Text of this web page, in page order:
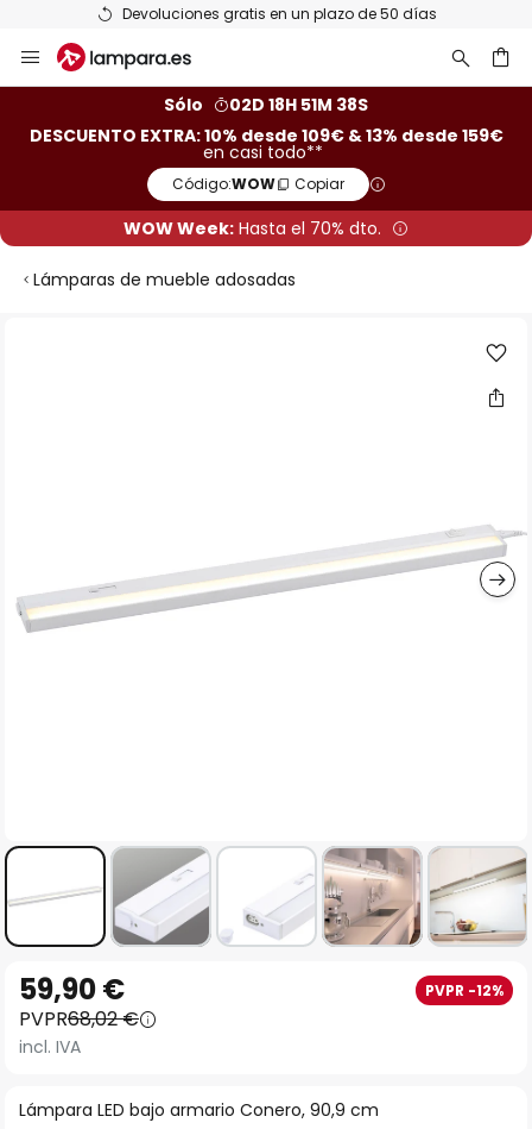
Devoluciones gratis en un plazo de 50 días
al
Sólo
02D 18H 51M 37S
DESCUENTO EXTRA: 10% desde 109€ & 13% desde 159€
en casi todo**
Código:WOW Copiar
WOW Week: Hasta el 70% dto.
Lámparas de mueble adosadas
comienzo
de
galería
Lámpara LED bajo armario Conero, 90,9 cm
59,90 € PVPR -12%
PVPR68,02 €
incl. IVA